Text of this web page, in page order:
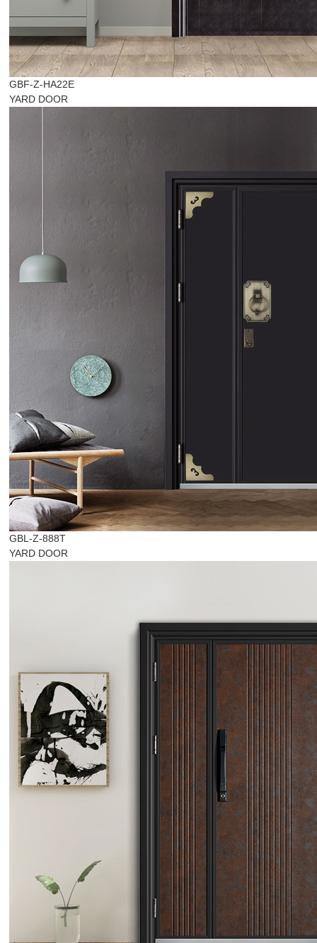
GBF-Z-HA22E
YARD DOOR
GBL-Z-888T
YARD DOOR